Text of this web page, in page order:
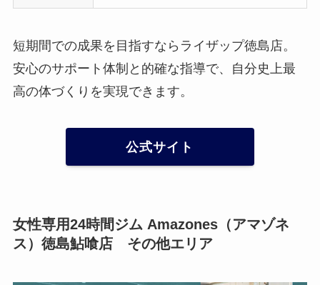
短期間での成果を目指すならライザップ徳島店。
安心のサポート体制と的確な指導で、自分史上最
高の体づくりを実現できます。
公式サイト
女性専用24時間ジム Amazones（アマゾネ
ス）徳島鮎喰店 その他エリア